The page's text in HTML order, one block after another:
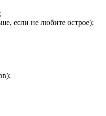
если не любите острое);